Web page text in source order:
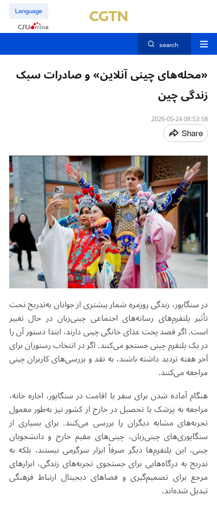
Language
search
«محله‌های چینی آنلاین» و صادرات سبک
زندگی چین
08:53:58 2026-05-24
Share
در سنگاپور، زندگی روزمره شمار بیشتری از جوانان به‌تدریج تحت
تأثیر پلتفرم‌های رسانه‌های اجتماعی چینی‌زبان در حال تغییر
است. اگر قصد پخت غذای خانگی چینی دارند، ابتدا دستور آن را
در یک پلتفرم چینی جستجو می‌کنند. اگر در انتخاب رستوران برای
آخر هفته تردید داشته باشند، به نقد و بررسی‌های کاربران چینی
مراجعه می‌کنند.
هنگام آماده شدن برای سفر یا اقامت در سنگاپور، اجاره خانه،
مراجعه به پزشک یا تحصیل در خارج از کشور نیز به‌طور معمول
تجربه‌های مشابه دیگران را بررسی می‌کنند. برای بسیاری از
سنگاپوری‌های چینی‌زبان، چینی‌های مقیم خارج و دانشجویان
چینی، این پلتفرم‌ها دیگر صرفاً ابزار سرگرمی نیستند، بلکه به
تدریج به درگاه‌هایی برای جستجوی تجربه‌های زندگی، ابزارهای
مرجع برای تصمیم‌گیری و فضاهای دیجیتال ارتباط فرهنگی
تبدیل شده‌اند.